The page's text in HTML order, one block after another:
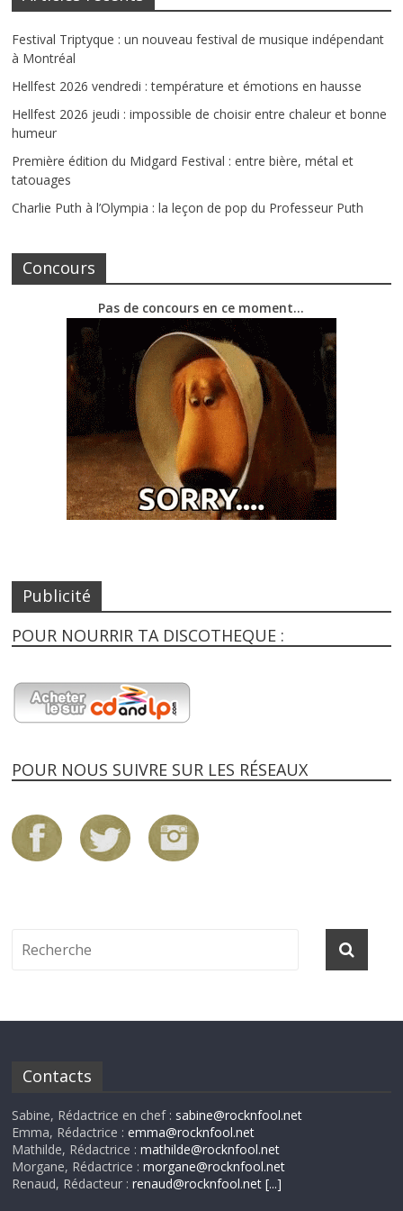
Festival Triptyque : un nouveau festival de musique indépendant
à Montréal
Hellfest 2026 vendredi : température et émotions en hausse
Hellfest 2026 jeudi : impossible de choisir entre chaleur et bonne
humeur
Première édition du Midgard Festival : entre bière, métal et
tatouages
Charlie Puth à l’Olympia : la leçon de pop du Professeur Puth
Concours
Pas de concours en ce moment…
Publicité
POUR NOURRIR TA DISCOTHEQUE :
POUR NOUS SUIVRE SUR LES RÉSEAUX
Contacts
Sabine, Rédactrice en chef : sabine@rocknfool.net
Emma, Rédactrice :emma@rocknfool.net
Mathilde, Rédactrice :mathilde@rocknfool.net
Morgane, Rédactrice :morgane@rocknfool.net
Renaud, Rédacteur :renaud@rocknfool.net [...]